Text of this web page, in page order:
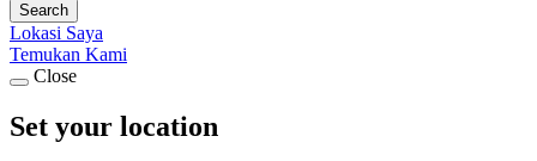
Search
Lokasi Saya
Temukan Kami
Close
Set your location